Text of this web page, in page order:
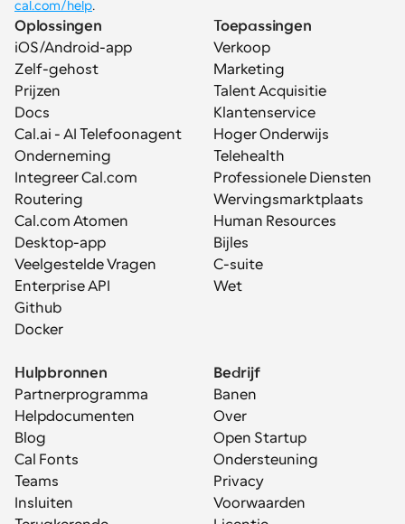
cal.com/help.
Oplossingen
iOS/Android-app
Zelf-gehost
Prijzen
Docs
Cal.ai - AI Telefoonagent
Onderneming
Integreer Cal.com
Routering
Cal.com Atomen
Desktop-app
Veelgestelde Vragen
Enterprise API
Github
Docker
Toepassingen
Verkoop
Marketing
Talent Acquisitie
Klantenservice
Hoger Onderwijs
Telehealth
Professionele Diensten
Wervingsmarktplaats
Human Resources
Bijles
C-suite
Wet
Hulpbronnen
Partnerprogramma
Helpdocumenten
Blog
Cal Fonts
Teams
Insluiten
Bedrijf
Banen
Over
Open Startup
Ondersteuning
Privacy
Voorwaarden